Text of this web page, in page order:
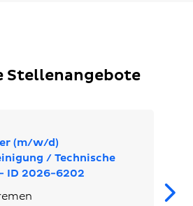
Stellenangebote
(m/w/d)
/ Technische
ID 2026-6202